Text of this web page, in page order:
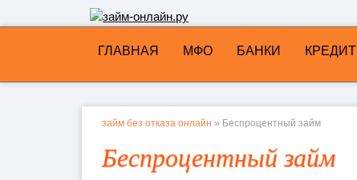
ГЛАВНАЯ МФО БАНКИ
займ без отказа онлайн » Беспроцентный займ
Беспроцентный займ